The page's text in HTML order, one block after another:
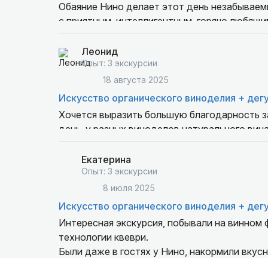
Обаяние Нино делает этот день
с приятным, интеллигентным, горячо
таких людей влюбляешься в страну.
Леонид
Опыт: 3 экскурсии
18 августа 2025
Искусство органического виноделия +
Хочется выразить большую благодарность
день, у разных виноделов натурального
Благодатный стол и изысканные вина
Екатерина
Опыт: 3 экскурсии
8 июля 2025
Искусство органического виноделия +
Интересная экскурсия, побывали на
технологии квеври.
Были даже в гостях у Нино, накормили